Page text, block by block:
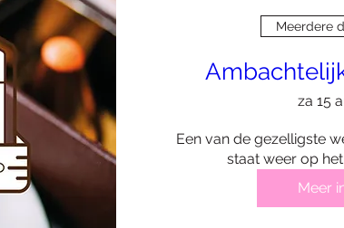
Meerdere
za 15
Een van de gezelligste
staat weer op
Meer